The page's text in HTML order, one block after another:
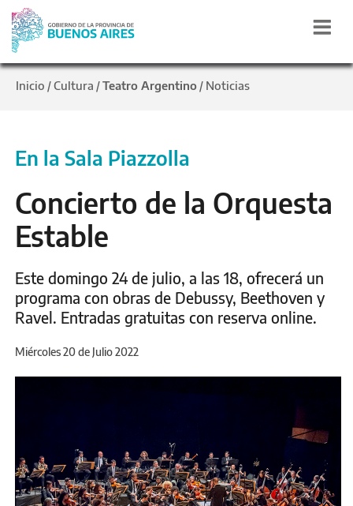
Inicio /Cultura /Teatro Argentino / Noticias
En la Sala Piazzolla
Concierto de la Orquesta
Estable
Este domingo 24 de julio, a las 18, ofrecerá un
programa con obras de Debussy, Beethoven y
Ravel. Entradas gratuitas con reserva online.
Miércoles 20 de Julio 2022